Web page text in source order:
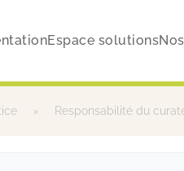
Espace solutions
Responsabilité du